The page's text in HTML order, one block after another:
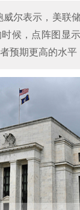
威尔表示，美联
候，点阵图显
预期更高的水平